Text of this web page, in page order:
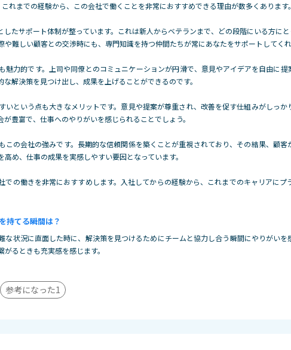
れまでの経験から、この会社で働くことを非常におすすめできる理由が数多くあります
したサポート体制が整っています。これは新人からベテランまで、どの段階にいる方に
や難しい顧客との交渉時にも、専門知識を持つ仲間たちが常にあなたをサポートしてく
魅力的です。上司や同僚とのコミュニケーションが円滑で、意見やアイデアを自由に
解決策を見つけ出し、成果を上げることができるのです。
いという点も大きなメリットです。意見や提案が尊重され、改善を促す仕組みがしっ
豊富で、仕事へのやりがいを感じられることでしょう。
この会社の強みです。長期的な信頼関係を築くことが重視されており、その結果、顧
め、仕事の成果を実感しやすい要因となっています。
での働きを非常におすすめします。入社してからの経験から、これまでのキャリアに
持てる瞬間は？
な状況に直面した時に、解決策を見つけるためにチームと協力し合う瞬間にやりがい
るときも充実感を感じます。
参考になった1